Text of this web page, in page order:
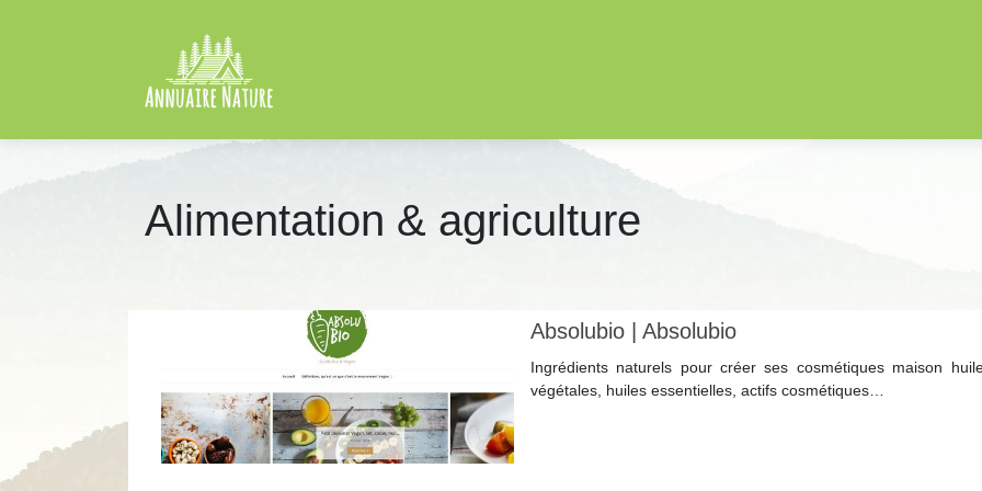
Alimentation & agriculture
Absolubio | Absolubio
Ingrédients naturels pour créer ses cosmétiques maison
végétales, huiles essentielles, actifs cosmétiques…